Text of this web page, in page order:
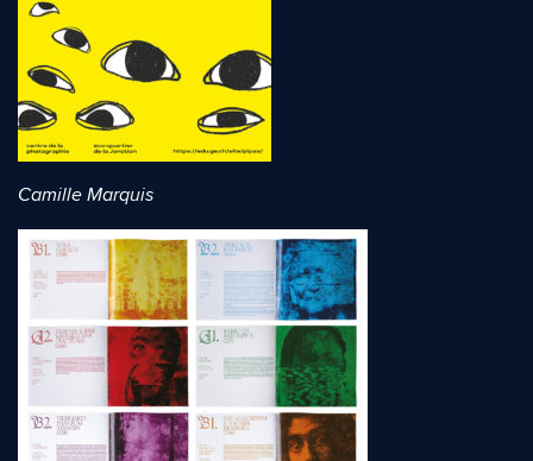
Camille Marquis